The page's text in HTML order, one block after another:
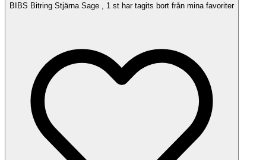
BIBS Bitring Stjärna Sage , 1 st har tagits bort från mina favoriter